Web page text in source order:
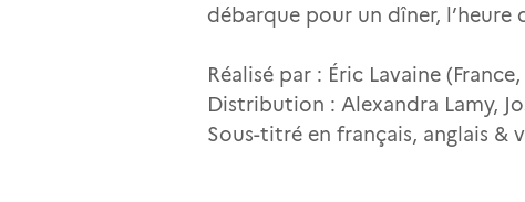
débarque pour un dîner,
Réalisé par : Éric Lavaine
Distribution : Alexandra Lamy,
Sous-titré en français, anglais &